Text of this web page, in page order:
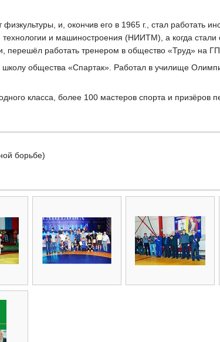
и, окончив его в 1965 г., стал работать
технологии и машиностроения (НИИТМ), а когда стали
перешёл работать тренером в общество «Труд» на
общества «Спартак». Работал в училище
класса, более 100 мастеров спорта и призёров
борьбе)